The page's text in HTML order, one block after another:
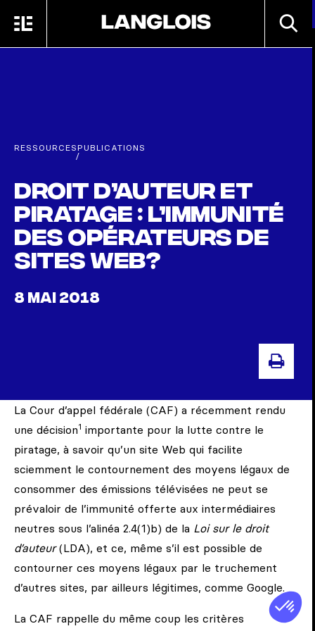
MENU
RESSOURCES
/
PUBLICATIONS
Droit d’auteur et
piratage : l’immunité
des opérateurs de
sites Web?
8 MAI 2018
La Cour d’appel fédérale (CAF) a récemment rendu
une décision1 importante pour la lutte contre le
piratage, à savoir qu’un site Web qui facilite
sciemment le contournement des moyens légaux de
consommer des émissions télévisées ne peut se
prévaloir de l’immunité offerte aux intermédiaires
neutres sous l’alinéa 2.4(1)b) de la Loi sur le droit
d’auteur(LDA), et ce, même s’il est possible de
contourner ces moyens légaux par le truchement
d’autres sites, par ailleurs légitimes, comme Google.
La CAF rappelle du même coup les critères